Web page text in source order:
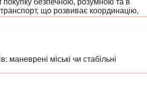
що розвиває координацію,
міські чи стабільні